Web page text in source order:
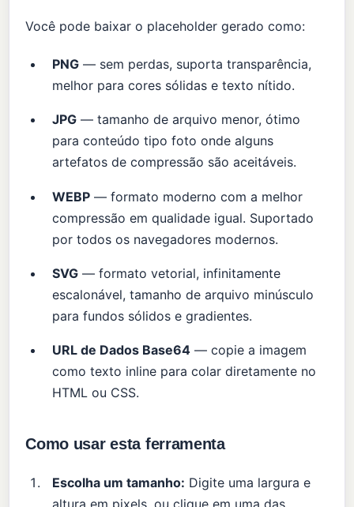
Você pode baixar o placeholder gerado como:
PNG — sem perdas, suporta transparência,
melhor para cores sólidas e texto nítido.
JPG — tamanho de arquivo menor, ótimo
para conteúdo tipo foto onde alguns
artefatos de compressão são aceitáveis.
WEBP — formato moderno com a melhor
compressão em qualidade igual. Suportado
por todos os navegadores modernos.
SVG — formato vetorial, infinitamente
escalonável, tamanho de arquivo minúsculo
para fundos sólidos e gradientes.
URL de Dados Base64 — copie a imagem
como texto inline para colar diretamente no
HTML ou CSS.
Como usar esta ferramenta
Escolha um tamanho: Digite uma largura e